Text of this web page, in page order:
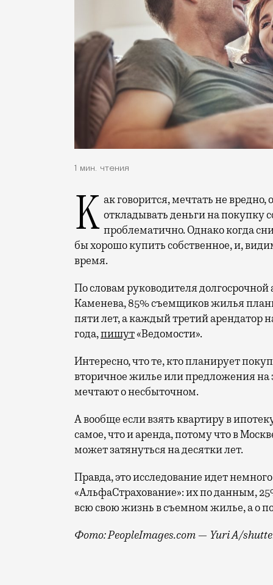
1 мин. чтения
Как говорится, мечтать не вредно, однако на деле одновременно и снимать, и откладывать деньги на покупку
проблематично. Однако когда
бы хорошо купить собственное, и,
время.
По словам руководителя
Каменева, 85% съемщиков жилья
пяти лет, а каждый третий арендатор
года,пишут«Ведомости».
Интересно, что те, кто планирует
вторичное жилье или предложения на
мечтают о несбыточном.
А вообще если взять квартиру в
самое, что и аренда, потому что в
может затянуться на десятки лет.
Правда, это исследование идет
«АльфаСтрахование»: их по данным,
всю свою жизнь в съемном жилье, а о
Фото: PeopleImages.com — Yuri A/